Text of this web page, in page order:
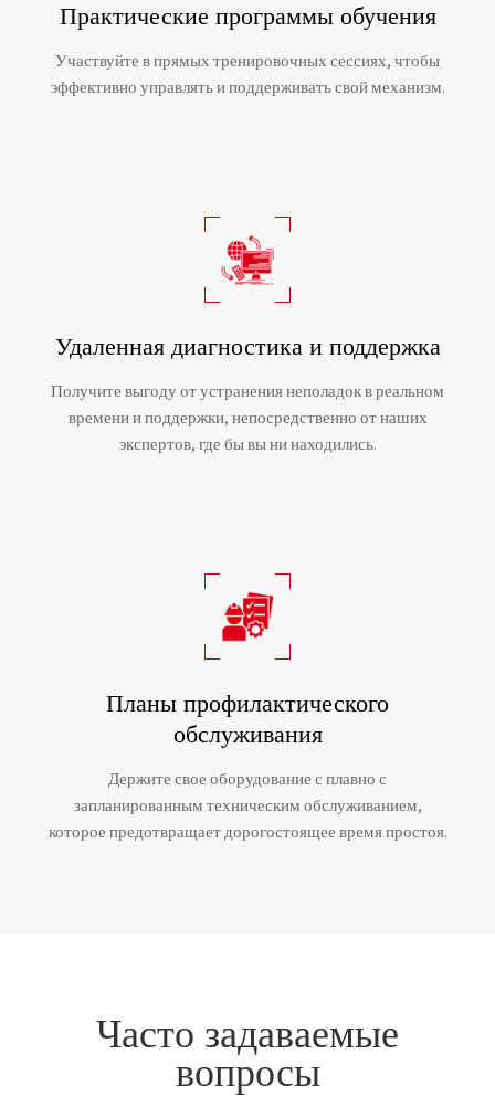
Практические программы обучения
Участвуйте в прямых тренировочных сессиях, чтобы
эффективно управлять и поддерживать свой механизм.
Удаленная диагностика и поддержка
Получите выгоду от устранения неполадок в реальном
времени и поддержки, непосредственно от наших
экспертов, где бы вы ни находились.
Планы профилактического
обслуживания
Держите свое оборудование с плавно с
запланированным техническим обслуживанием,
которое предотвращает дорогостоящее время простоя.
Часто задаваемые
вопросы